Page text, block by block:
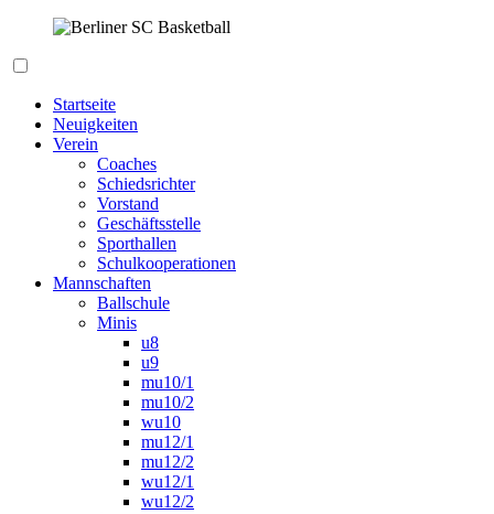
springen
Startseite
Neuigkeiten
Verein
Coaches
Schiedsrichter
Vorstand
Geschäftsstelle
Sporthallen
Schulkooperationen
Mannschaften
Ballschule
Minis
u8
u9
mu10/1
mu10/2
wu10
mu12/1
mu12/2
wu12/1
wu12/2